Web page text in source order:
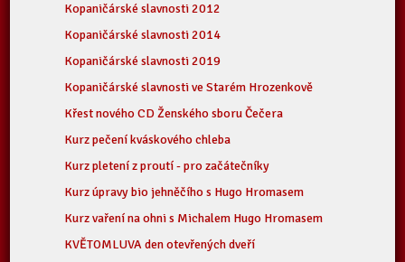
Kopaničárské slavnosti 2012
Kopaničárské slavnosti 2014
Kopaničárské slavnosti 2019
Kopaničárské slavnosti ve Starém Hrozenkově
Křest nového CD Ženského sboru Čečera
Kurz pečení kváskového chleba
Kurz pletení z proutí - pro začátečníky
Kurz úpravy bio jehněčího s Hugo Hromasem
Kurz vaření na ohni s Michalem Hugo Hromasem
KVĚTOMLUVA den otevřených dveří